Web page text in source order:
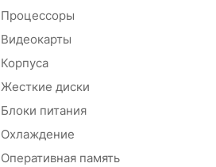
Процессоры
Видеокарты
Корпуса
Жесткие диски
Блоки питания
Охлаждение
Оперативная память